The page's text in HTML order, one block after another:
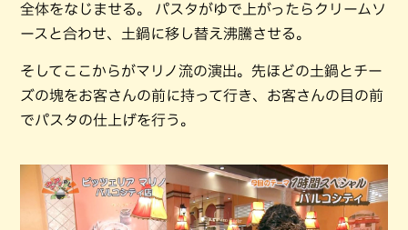
全体をなじませる。 パスタがゆで上がったらクリームソ
ースと合わせ、土鍋に移し替え沸騰させる。
そしてここからがマリノ流の演出。先ほどの土鍋とチー
ズの塊をお客さんの前に持って行き、お客さんの目の前
でパスタの仕上げを行う。